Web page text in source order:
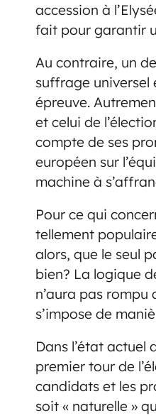
accession à
fait pour garantir
Au contraire, un
suffrage universel
épreuve.
et celui de
compte de ses
européen sur
machine à
Pour ce qui
tellement
alors, que le seul
bien? La logique
n’aura pas
s’impose de
Dans l’état actuel
premier tour de
candidats et les
soit « naturelle »